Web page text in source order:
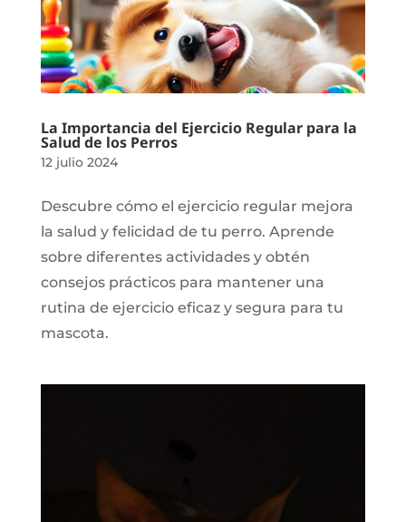
La Importancia del Ejercicio Regular para la
Salud de los Perros
12 julio 2024
Descubre cómo el ejercicio regular mejora
la salud y felicidad de tu perro. Aprende
sobre diferentes actividades y obtén
consejos prácticos para mantener una
rutina de ejercicio eficaz y segura para tu
mascota.